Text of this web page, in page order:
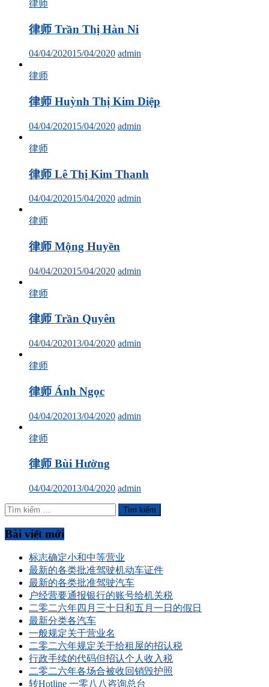
律师
律师 Trần Thị Hàn Ni
04/04/202015/04/2020 admin
律师
律师 Huỳnh Thị Kim Diệp
04/04/202015/04/2020 admin
律师
律师 Lê Thị Kim Thanh
04/04/202015/04/2020 admin
律师
律师 Mộng Huyền
04/04/202015/04/2020 admin
律师
律师 Trần Quyên
04/04/202013/04/2020 admin
律师
律师 Ánh Ngọc
04/04/202013/04/2020 admin
律师
律师 Bùi Hường
04/04/202013/04/2020 admin
Tìm
kiếm
cho:
Bài viết mới
标志确定小和中等营业
最新的各类批准驾驶机动车证件
最新的各类批准驾驶汽车
户经营要通报银行的账号给机关税
二零二六年四月三十日和五月一日的假日
最新分类各汽车
一般规定关于营业名
二零二六年规定关于给租屋的招认税
行政手续的代码但招认个人收入税
二零二六年各场合被收回销毁护照
转Hotline 一零八八咨询总台